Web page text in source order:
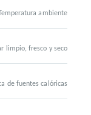
ambiente
limpio, fresco y seco
de fuentes calóricas